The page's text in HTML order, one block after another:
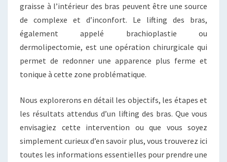
graisse à l’intérieur des bras peuvent être une source
de complexe et d’inconfort. Le lifting des bras,
également appelé brachioplastie ou
dermolipectomie, est une opération chirurgicale qui
permet de redonner une apparence plus ferme et
tonique à cette zone problématique.
Nous explorerons en détail les objectifs, les étapes et
les résultats attendus d’un lifting des bras. Que vous
envisagiez cette intervention ou que vous soyez
simplement curieux d’en savoir plus, vous trouverez ici
toutes les informations essentielles pour prendre une